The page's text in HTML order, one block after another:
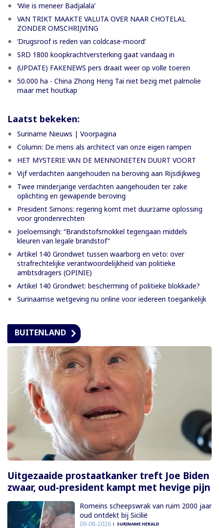
‘Wie is meneer Badjalala’
VAN TRIKT MAAKTE VALUTA OVER NAAR CHOTELAL
ZONDER OMSCHRIJVING
’Drugsroof is reden van coldcase-moord’
SRD 1800 koopkrachtversterking gaat vandaag in
(UPDATE) FAKENEWS pers draait weer op volle toeren
50.000 ha - China Zhong Heng Tai niet bezig met palmolie
maar met houtkap
Laatst bekeken:
Suriname Nieuws | Voorpagina
Column: De mens als architect van onze eigen rampen
HET MYSTERIE VAN DE MENNONIETEN DUURT VOORT
Vijf verdachten aangehouden na beroving aan Rijsdijkweg
Twee minderjarige verdachten aangehouden ter zake
oplichting en gewapende beroving
President Simons: regering komt met duurzame oplossing
voor grondenrechten
Joeloemsingh: “Brandstofsmokkel tegengaan middels
kleuren van legale brandstof”
Artikel 140 Grondwet tussen waarborg en veto: over
strafrechtelijke verantwoordelijkheid van politieke
ambtsdragers (OPINIE)
Artikel 140 Grondwet: bescherming of politieke blokkade?
Surinaamse wetgeving nu online voor iedereen toegankelijk
BUITENLAND
Uitgezaaide prostaatkanker treft Joe Biden
zwaar, oud-president kampt met hevige pijn
Romeins scheepswrak van ruim 2000 jaar
oud ontdekt bij Sicilië
09-08-2026 SURINAME HERALD